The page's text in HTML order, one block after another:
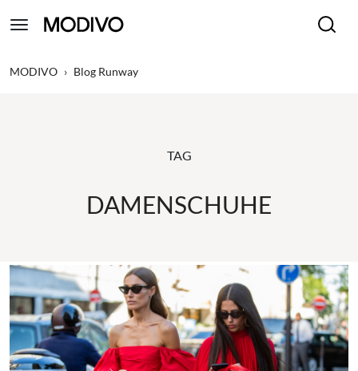
MODIVO › Blog Runway
TAG
DAMENSCHUHE